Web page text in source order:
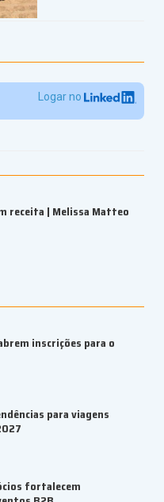
Logar no
receita | Melissa Matteo
inscrições para o
para viagens
fortalecem